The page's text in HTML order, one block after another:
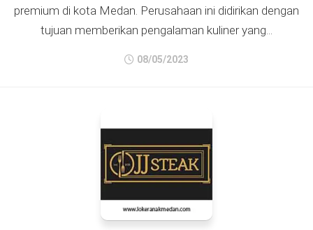
premium di kota Medan. Perusahaan ini didirikan dengan
tujuan memberikan pengalaman kuliner yang...
08/05/2023